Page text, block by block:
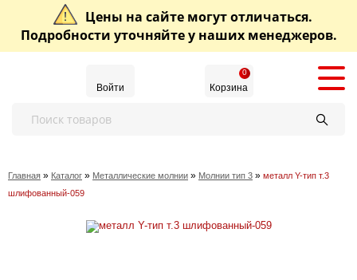
Цены на сайте могут отличаться.
Подробности уточняйте у наших менеджеров.
Войти Корзина
0
Главная » Каталог » Металлические молнии » Молнии тип 3 » металл Y-тип т.3
шлифованный-059